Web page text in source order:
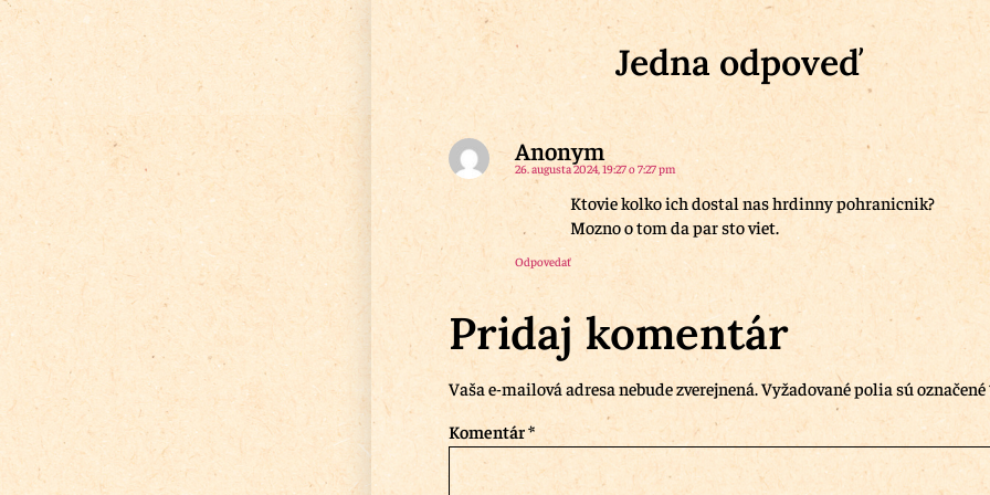
Jedna odpoveď
Anonym
26. augusta 2024, 19:27 o 7:27 pm
Ktovie kolko ich dostal nas hrdinny pohranicnik?
Mozno o tom da par sto viet.
Odpovedať
Pridaj komentár
Vaša e-mailová adresa nebude zverejnená. Vyžadované polia sú označené
Komentár*